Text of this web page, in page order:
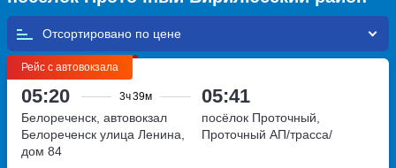
Отсортировано по
Рейс с автовокзала
05:20 3ч39м 05:41
Белореченск, автовокзал
Белореченск улица Ленина,
дом 84
посёлок Проточный,
Проточный АП/трасса/